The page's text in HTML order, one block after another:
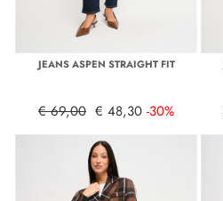
JEANS ASPEN STRAIGHT FIT
€ 69,00 € 48,30 -30%